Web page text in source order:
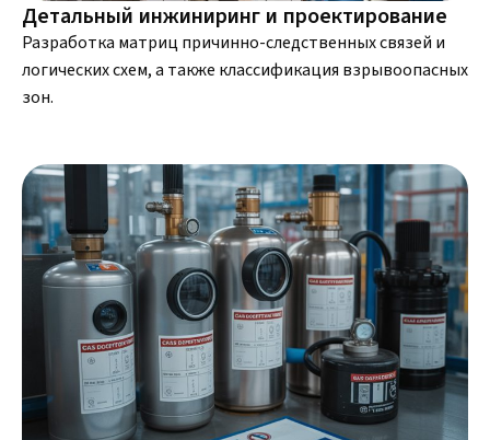
Детальный инжиниринг и проектирование
Разработка матриц причинно-следственных связей и
логических схем, а также классификация взрывоопасных
зон.